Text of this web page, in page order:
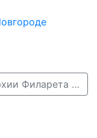
Священный синод снял викария Нижегородской епархии Филарета с должности →